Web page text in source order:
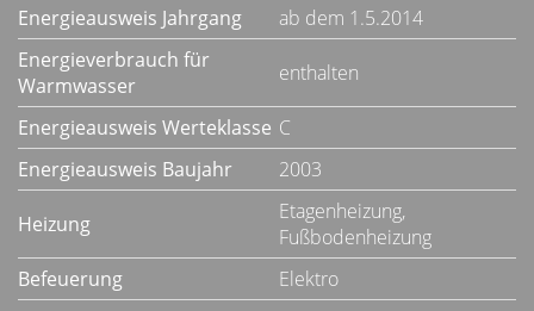
Energieausweis Jahrgang
ab dem 1.5.2014
Energieverbrauch für
Warmwasser
enthalten
Energieausweis Werteklasse C
Energieausweis Baujahr
2003
Heizung
Etagenheizung,
Fußbodenheizung
Befeuerung
Elektro